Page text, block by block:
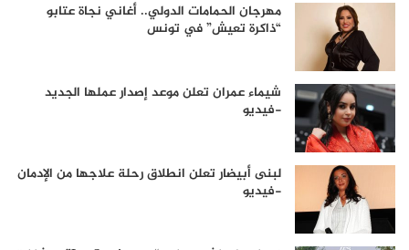
مهرجان الحمامات الدولي.. أغاني نجاة عتابو
“ذاكرة تعيش” في تونس
شيماء عمران تعلن موعد إصدار عملها الجديد
-فيديو
لبنى أبيضار تعلن انطلاق رحلة علاجها من الإدمان
-فيديو